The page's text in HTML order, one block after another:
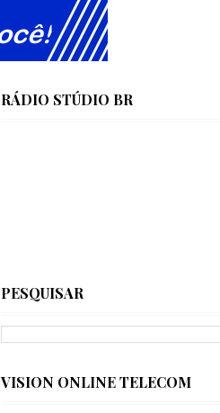
RÁDIO STÚDIO BR
PESQUISAR
VISION ONLINE TELECOM